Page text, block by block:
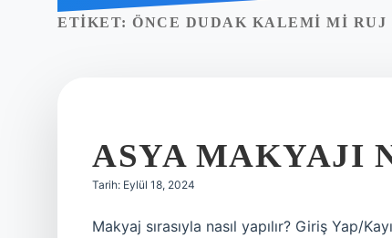
ETIKET: ÖNCE DUDAK KALEMI MI RUJ
ASYA MAKYAJI
Tarih: Eylül 18, 2024
Makyaj sırasıyla nasıl yapılır? Giriş Yap/